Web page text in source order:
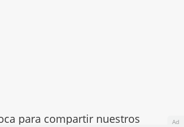
para compartir nuestros Ad